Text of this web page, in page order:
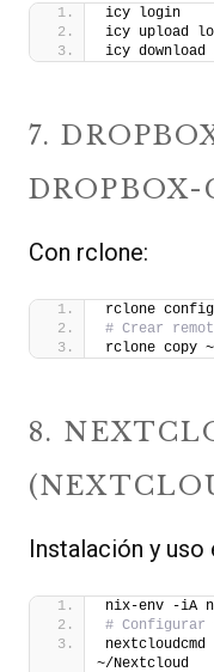
icy login
icy upload
icy
7.
Con rclone:
rclone config
# Crear
rclone copy
8.
Instalación y uso
nix-env -iA
# Configurar
~/Nextcloud